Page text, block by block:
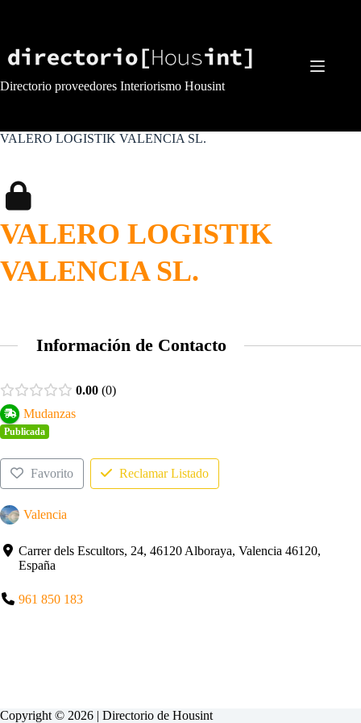
Directorio proveedores Interiorismo Housint
VALERO LOGISTIK VALENCIA SL.
VALERO LOGISTIK
VALENCIA SL.
Información de Contacto
0.00 0
Mudanzas
Publicada
Favorito Reclamar Listado
Valencia
Carrer dels Escultors, 24, 46120 Alboraya, Valencia 46120,
España
961 850 183
Copyright © 2026 | Directorio de Housint